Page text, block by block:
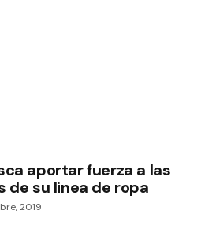
aportar fuerza a las
de su linea de ropa
2019